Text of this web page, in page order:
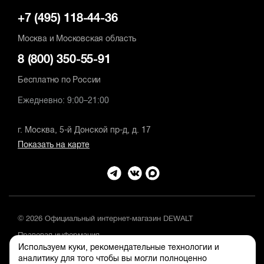
Используем куки, рекомендательные технологии и
аналитику для того чтобы вы могли полноценно
+7 (495) 118-44-36
Москва и Московская область
8 (800) 350-55-91
Бесплатно по России
Ежедневно: 9:00–21:00
г. Москва, 5-й Донской пр-д, д. 17
Показать на карте
© 2026 Официальный интернет-магазин DEWALT
Правовая информация
Положение об обработке и защите персональных данных